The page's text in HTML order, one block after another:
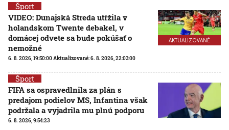
AKTUALIZOVANÉ
Šport
VIDEO: Dunajská Streda utŕžila v
holandskom Twente debakel, v
domácej odvete sa bude pokúšať o
nemožné
6. 8. 2026, 19:50:00 Aktualizované:6. 8. 2026, 22:03:00
Šport
FIFA sa ospravedlnila za plán s
predajom podielov MS, Infantina však
podržala a vyjadrila mu plnú podporu
6. 8. 2026, 9:54:23